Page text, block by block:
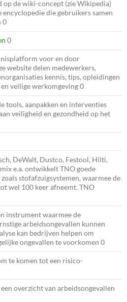
op de wiki-concept (zie Wikipedia)
die gebruikers samen
0
0
voor en door
website delen medewerkers,
kennis, tips, opleidingen
veilige werkomgeving 0
tools, aanpakken en interventies
veiligheid en gezondheid op het
DeWalt, Dustco, Festool, Hilti,
e.a. ontwikkelt TNO goede
stofafzuigsystemen, waarmee de
wel 100 keer afneemt. TNO
instrument waarmee de
arbeidsongevallen kunnen
kan bedrijven helpen om
ongevallen te voorkomen 0
te komen tot een risico-
overzicht van arbeidsongevallen